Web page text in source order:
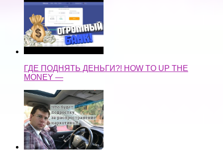
ГДЕ ПОДНЯТЬ ДЕНЬГИ?! HOW TO UP THE
MONEY —